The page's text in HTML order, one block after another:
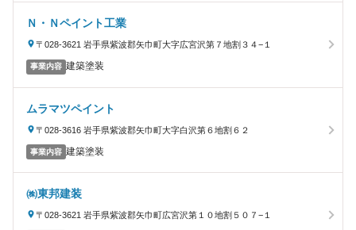
Ｎ・Ｎペイント工業
〒028-3621 岩手県紫波郡矢巾町大字広宮沢第７地割３４−１
事業内容 建築塗装
ムラマツペイント
〒028-3616 岩手県紫波郡矢巾町大字白沢第６地割６２
事業内容 建築塗装
㈱東邦建装
〒028-3621 岩手県紫波郡矢巾町広宮沢第１０地割５０７−１